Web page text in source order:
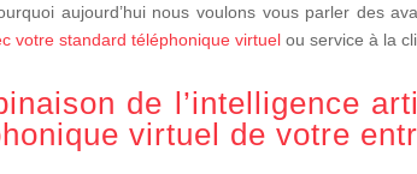
aujourd’hui nous voulons vous parler des
votre standard téléphonique virtuel ou service à la
de l’intelligence
virtuel de votre